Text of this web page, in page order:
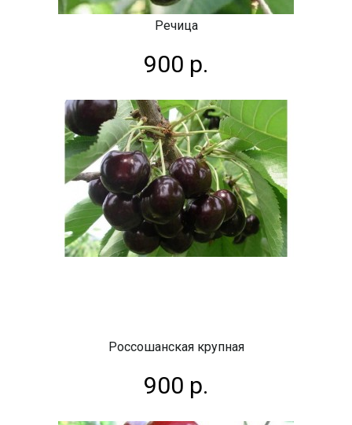
Речица
900 р.
Россошанская крупная
900 р.